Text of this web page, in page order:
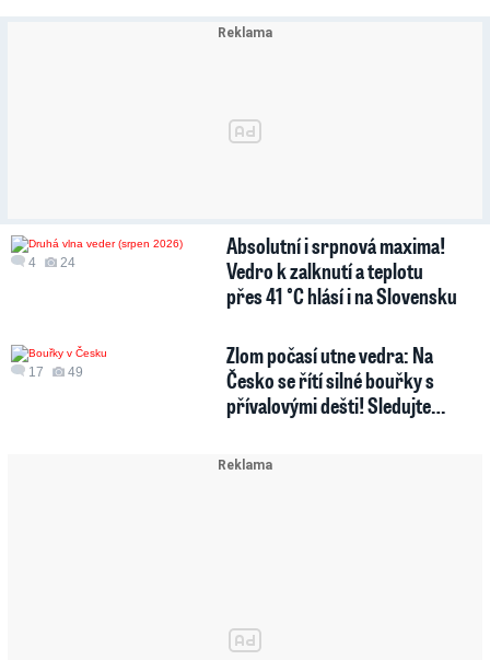
4 24
Absolutní i srpnová maxima!
Vedro k zalknutí a teplotu
přes 41 °C hlásí i na Slovensku
17 49
Zlom počasí utne vedra: Na
Česko se řítí silné bouřky s
přívalovými dešti! Sledujte…